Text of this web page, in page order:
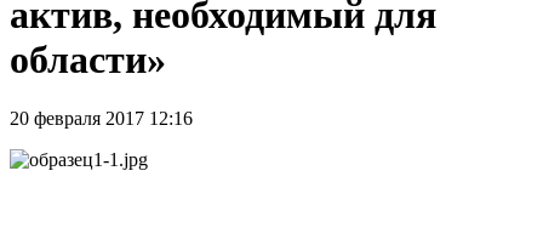
актив, необходимый для
области»
20 февраля 2017 12:16